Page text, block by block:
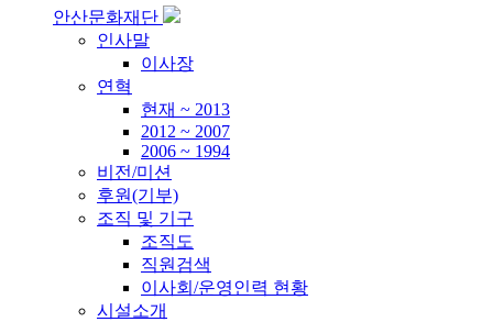
안산문화재단
인사말
이사장
연혁
현재 ~ 2013
2012 ~ 2007
2006 ~ 1994
비전/미션
후원(기부)
조직 및 기구
조직도
직원검색
이사회/운영인력 현황
시설소개